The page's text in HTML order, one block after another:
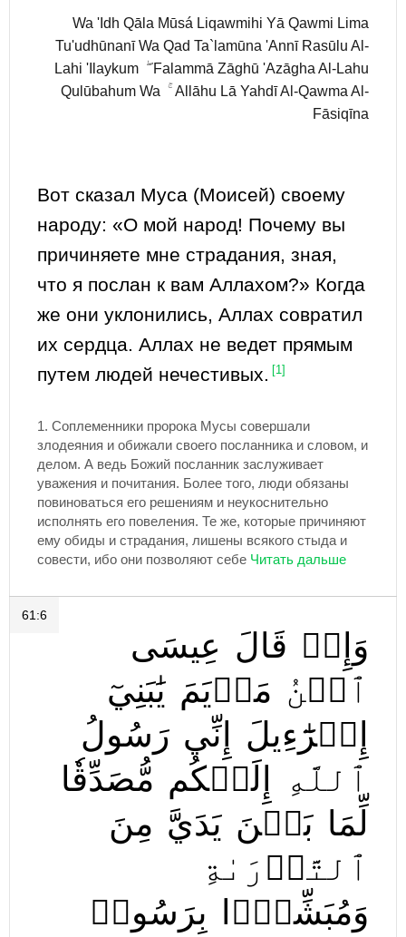
Wa 'Idh Qāla Mūsá Liqawmihi Yā Qawmi Lima
Tu'udhūnanī Wa Qad Ta`lamūna 'Annī Rasūlu Al-
Lahi 'Ilaykum ۖ Falammā Zāghū 'Azāgha Al-Lahu
Qulūbahum Wa ۚ Allāhu Lā Yahdī Al-Qawma Al-
Fāsiqīna
Вот сказал Муса (Моисей) своему
народу: «О мой народ! Почему вы
причиняете мне страдания, зная,
что я послан к вам Аллахом?» Когда
же они уклонились, Аллах совратил
их сердца. Аллах не ведет прямым
путем людей нечестивых.
[1]
1. Соплеменники пророка Мусы совершали
злодеяния и обижали своего посланника и словом, и
делом. А ведь Божий посланник заслуживает
уважения и почитания. Более того, люди обязаны
повиноваться его решениям и неукоснительно
исполнять его повеления. Те же, которые причиняют
ему обиды и страдания, лишены всякого стыда и
совести, ибо они позволяют себе
61:6
وَإِذۡ قَالَ عِيسَى
ٱبۡنُ مَرۡيَمَ يَٰبَنِيٓ
إِسۡرَٰٓءِيلَ
إِنِّي رَسُولُ
ٱللَّهِ
إِلَيۡكُم مُّصَدِّقٗا
لِّمَا بَيۡنَ يَدَيَّ مِنَ
ٱلتَّوۡرَىٰةِ
وَمُبَشِّرَۢا
بِرَسُولٖ